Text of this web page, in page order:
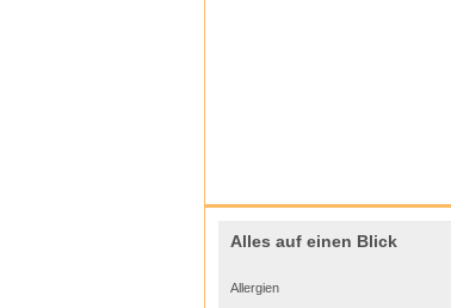
Alles auf einen Blick
Allergien